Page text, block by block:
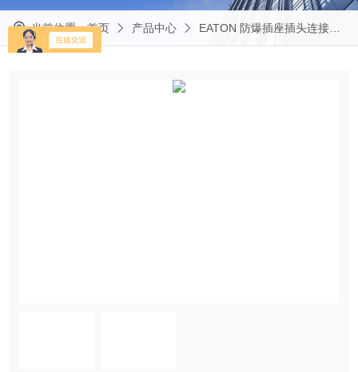
当前位置：首页 产品中心 EATON 防爆插座插头连接器